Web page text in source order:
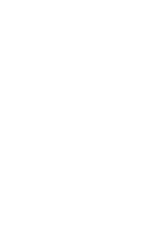
Bildergalerie